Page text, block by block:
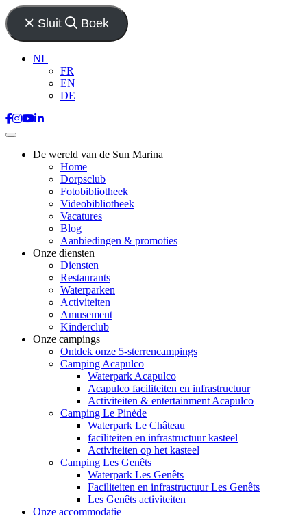
Sluit Boek
NL
FR
EN
DE
De wereld van de Sun Marina
Home
Dorpsclub
Fotobibliotheek
Videobibliotheek
Vacatures
Blog
Aanbiedingen & promoties
Onze diensten
Diensten
Restaurants
Waterparken
Activiteiten
Amusement
Kinderclub
Onze campings
Ontdek onze 5-sterrencampings
Camping Acapulco
Waterpark Acapulco
Acapulco faciliteiten en infrastructuur
Activiteiten & entertainment Acapulco
Camping Le Pinède
Waterpark Le Château
faciliteiten en infrastructuur kasteel
Activiteiten op het kasteel
Camping Les Genêts
Waterpark Les Genêts
Faciliteiten en infrastructuur Les Genêts
Les Genêts activiteiten
Onze accommodatie